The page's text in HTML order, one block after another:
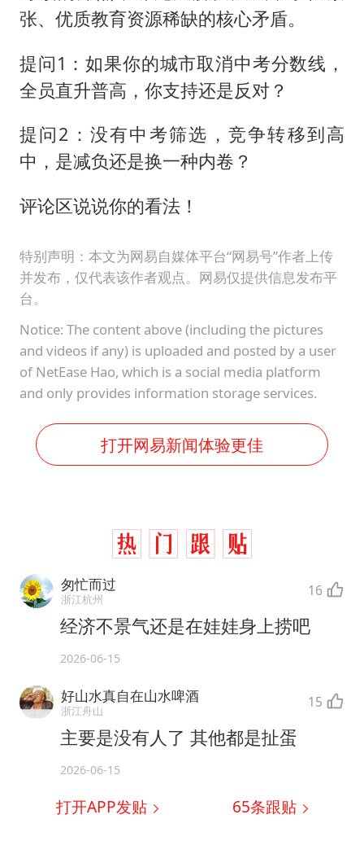
张、优质教育资源稀缺的核心矛盾。
提问1：如果你的城市取消中考分数线，
全员直升普高，你支持还是反对？
提问2：没有中考筛选，竞争转移到高
中，是减负还是换一种内卷？
评论区说说你的看法！
特别声明：本文为网易自媒体平台“网易号”作者上传
并发布，仅代表该作者观点。网易仅提供信息发布平
台。
Notice: The content above (including the pictures
and videos if any) is uploaded and posted by a user
of NetEase Hao, which is a social media platform
and only provides information storage services.
打开网易新闻体验更佳
匆忙而过
浙江杭州 16
经济不景气还是在娃娃身上捞吧
2026-06-15
好山水真自在山水啤酒
浙江舟山 15
主要是没有人了 其他都是扯蛋
2026-06-15
打开APP发贴 65条跟贴